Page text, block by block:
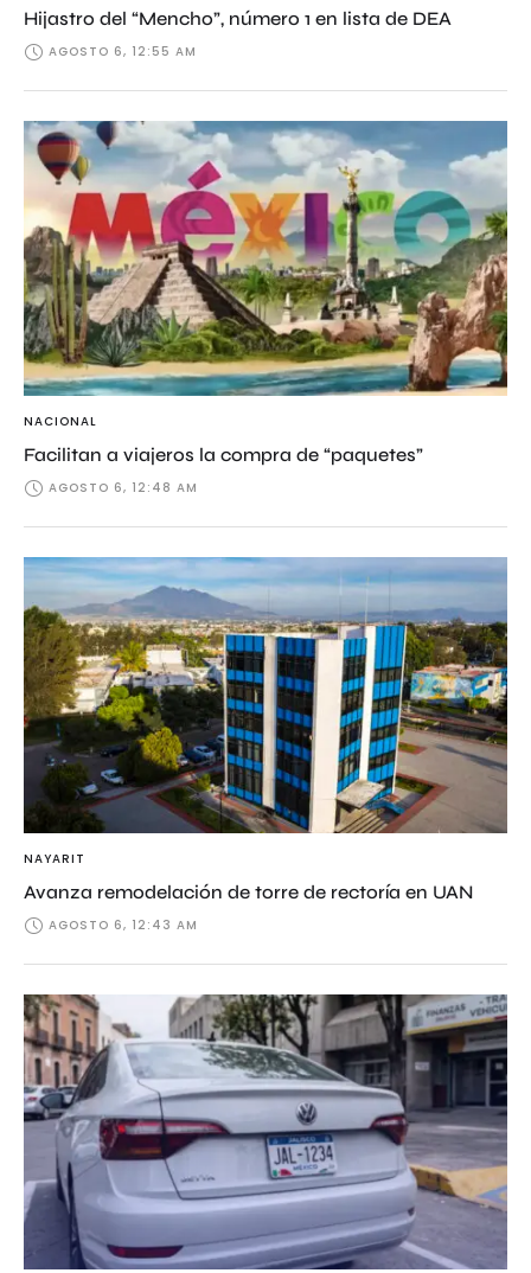
Hijastro del “Mencho”, número 1 en lista de DEA
AGOSTO 6, 12:55 AM
NACIONAL
Facilitan a viajeros la compra de “paquetes”
AGOSTO 6, 12:48 AM
NAYARIT
Avanza remodelación de torre de rectoría en UAN
AGOSTO 6, 12:43 AM